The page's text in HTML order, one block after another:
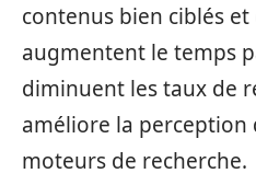
contenus bien ciblés
augmentent le temps
diminuent les taux de
améliore la perception
moteurs de recherche.